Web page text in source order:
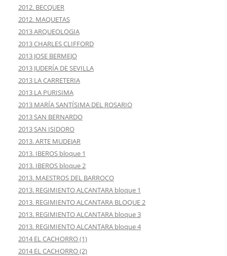
2012. BECQUER
2012. MAQUETAS
2013 ARQUEOLOGIA
2013 CHARLES CLIFFORD
2013 JOSE BERMEJO
2013 JUDERÍA DE SEVILLA
2013 LA CARRETERIA
2013 LA PURISIMA
2013 MARÍA SANTÍSIMA DEL ROSARIO
2013 SAN BERNARDO
2013 SAN ISIDORO
2013. ARTE MUDEJAR
2013. IBEROS bloque 1
2013. IBEROS bloque 2
2013. MAESTROS DEL BARROCO
2013. REGIMIENTO ALCANTARA bloque 1
2013. REGIMIENTO ALCANTARA BLOQUE 2
2013. REGIMIENTO ALCANTARA bloque 3
2013. REGIMIENTO ALCANTARA bloque 4
2014 EL CACHORRO (1)
2014 EL CACHORRO (2)